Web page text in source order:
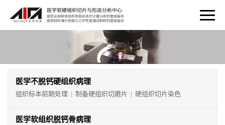
医学不脱钙硬组织病理
组织标本前期处理 | 制备硬组织切磨片 | 硬组织切片染色
医学软组织脱钙骨病理